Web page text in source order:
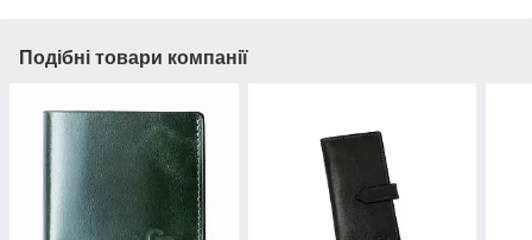
Подібні товари компанії